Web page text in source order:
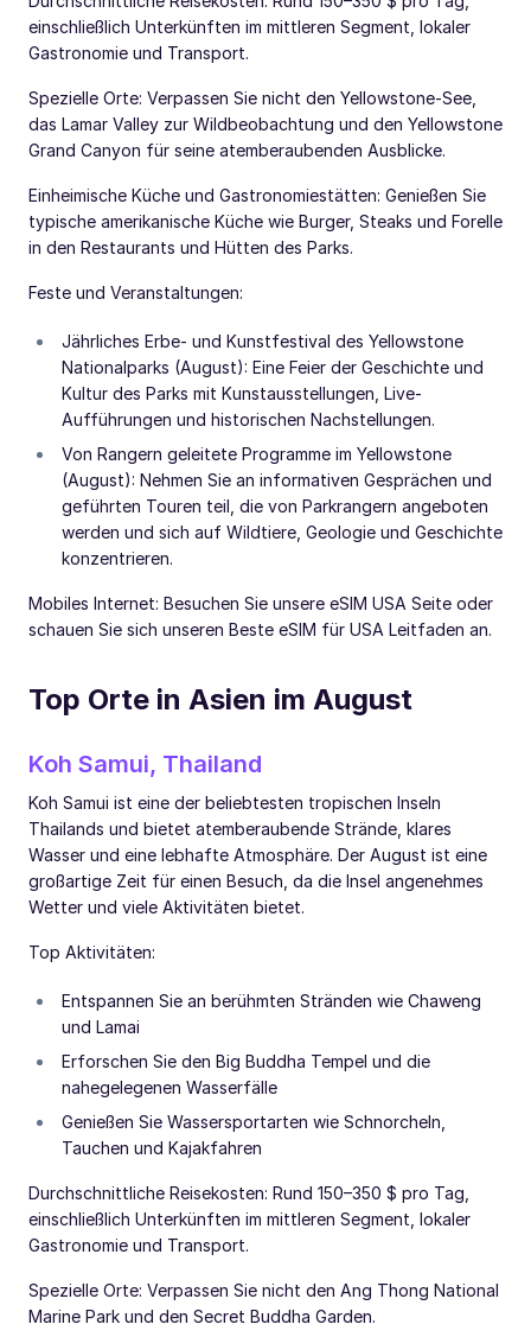
einschließlich Unterkünften im mittleren Segment, lokaler
Gastronomie und Transport.
Spezielle Orte: Verpassen Sie nicht den Yellowstone-See,
das Lamar Valley zur Wildbeobachtung und den Yellowstone
Grand Canyon für seine atemberaubenden Ausblicke.
Einheimische Küche und Gastronomiestätten: Genießen Sie
typische amerikanische Küche wie Burger, Steaks und Forelle
in den Restaurants und Hütten des Parks.
Feste und Veranstaltungen:
Jährliches Erbe- und Kunstfestival des Yellowstone
Nationalparks (August): Eine Feier der Geschichte und
Kultur des Parks mit Kunstausstellungen, Live-
Aufführungen und historischen Nachstellungen.
Von Rangern geleitete Programme im Yellowstone
(August): Nehmen Sie an informativen Gesprächen und
geführten Touren teil, die von Parkrangern angeboten
werden und sich auf Wildtiere, Geologie und Geschichte
konzentrieren.
Mobiles Internet: Besuchen Sie unsere eSIM USA Seite oder
schauen Sie sich unseren Beste eSIM für USA Leitfaden an.
Top Orte in Asien im August
Koh Samui, Thailand
Koh Samui ist eine der beliebtesten tropischen Inseln
Thailands und bietet atemberaubende Strände, klares
Wasser und eine lebhafte Atmosphäre. Der August ist eine
großartige Zeit für einen Besuch, da die Insel angenehmes
Wetter und viele Aktivitäten bietet.
Top Aktivitäten:
Entspannen Sie an berühmten Stränden wie Chaweng
und Lamai
Erforschen Sie den Big Buddha Tempel und die
nahegelegenen Wasserfälle
Genießen Sie Wassersportarten wie Schnorcheln,
Tauchen und Kajakfahren
Durchschnittliche Reisekosten: Rund 150–350 $ pro Tag,
einschließlich Unterkünften im mittleren Segment, lokaler
Gastronomie und Transport.
Spezielle Orte: Verpassen Sie nicht den Ang Thong National
Marine Park und den Secret Buddha Garden.